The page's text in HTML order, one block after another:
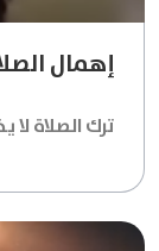
إهمال
ترك الصلاة